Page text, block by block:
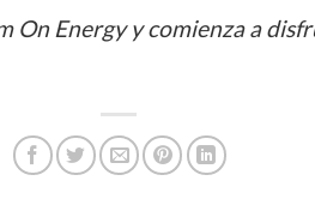
On Energy y comienza a